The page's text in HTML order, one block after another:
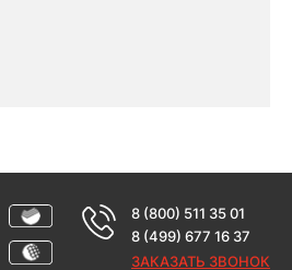
8 (800) 511 35 01
8 (499) 677 16 37
ЗАКАЗАТЬ ЗВОНОК